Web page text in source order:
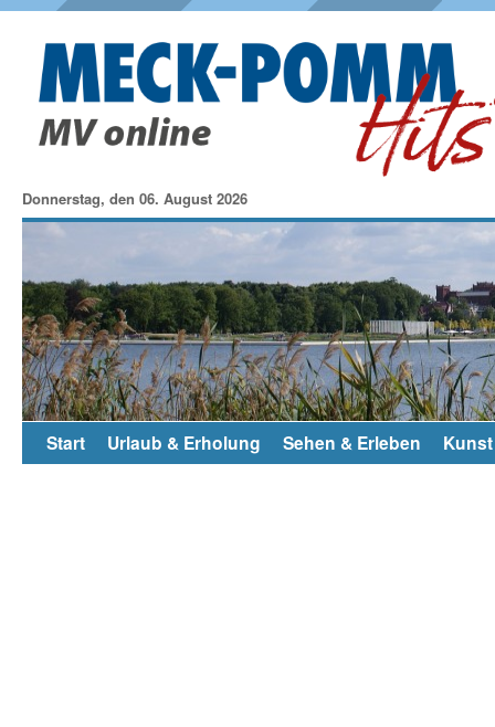
Donnerstag, den 06. August 2026
Start Urlaub & Erholung Sehen & Erleben